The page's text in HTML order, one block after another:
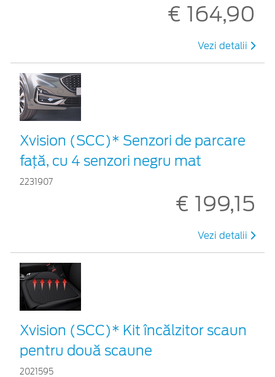
€ 164,90
Vezi detalii
Xvision (SCC)* Senzori de parcare
față, cu 4 senzori negru mat
2231907
€ 199,15
Vezi detalii
Xvision (SCC)* Kit încălzitor scaun
pentru două scaune
2021595